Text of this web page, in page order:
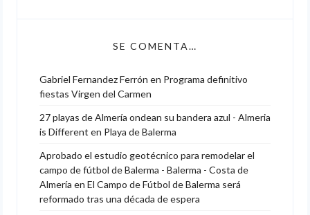
SE COMENTA…
Gabriel Fernandez Ferrón en Programa definitivo
fiestas Virgen del Carmen
27 playas de Almería ondean su bandera azul - Almeria
is Different en Playa de Balerma
Aprobado el estudio geotécnico para remodelar el
campo de fútbol de Balerma - Balerma - Costa de
Almería en El Campo de Fútbol de Balerma será
reformado tras una década de espera